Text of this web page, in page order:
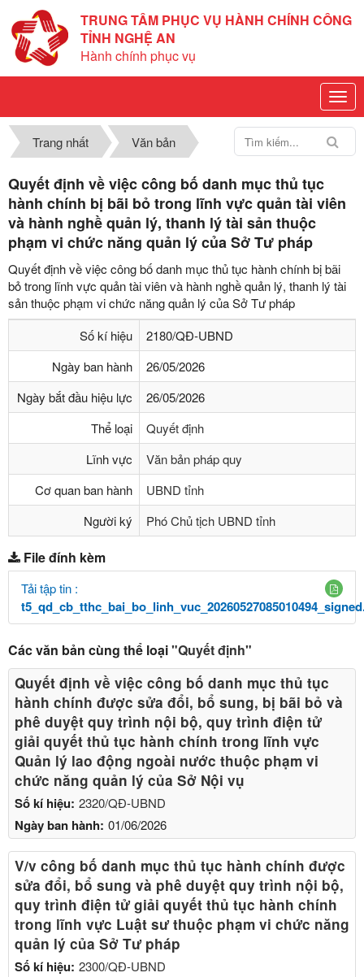
TRUNG TÂM PHỤC VỤ HÀNH CHÍNH CÔNG
TỈNH NGHỆ AN
Hành chính phục vụ
Trang nhất Văn bản
Quyết định về việc công bố danh mục thủ tục
hành chính bị bãi bỏ trong lĩnh vực quản tài viên
và hành nghề quản lý, thanh lý tài sản thuộc
phạm vi chức năng quản lý của Sở Tư pháp
Quyết định về việc công bố danh mục thủ tục hành chính bị bãi
bỏ trong lĩnh vực quản tài viên và hành nghề quản lý, thanh lý tài
sản thuộc phạm vi chức năng quản lý của Sở Tư pháp
Số kí hiệu
2180/QĐ-UBND
Ngày ban hành
26/05/2026
Ngày bắt đầu hiệu lực
26/05/2026
Thể loại
Quyết định
Lĩnh vực
Văn bản pháp quy
Cơ quan ban hành
UBND tỉnh
Người ký
Phó Chủ tịch UBND tỉnh
File đính kèm
Tải tập tin :
Các văn bản cùng thể loại"Quyết định"
Số kí hiệu: 2320/QĐ-UBND
Ngày ban hành: 01/06/2026
Quyết định về việc công bố danh mục thủ tục
hành chính được sửa đổi, bổ sung, bị bãi bỏ và
phê duyệt quy trình nội bộ, quy trình điện tử
giải quyết thủ tục hành chính trong lĩnh vực
Quản lý lao động ngoài nước thuộc phạm vi
chức năng quản lý của Sở Nội vụ
Số kí hiệu: 2300/QĐ-UBND
V/v công bố danh mục thủ tục hành chính được
sửa đổi, bổ sung và phê duyệt quy trình nội bộ,
quy trình điện tử giải quyết thủ tục hành chính
trong lĩnh vực Luật sư thuộc phạm vi chức năng
quản lý của Sở Tư pháp